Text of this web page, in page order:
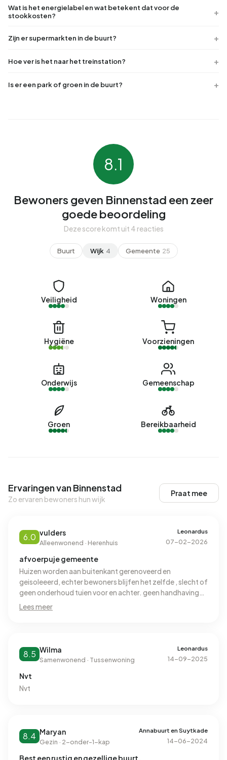
Wat is het energielabel en wat betekent dat voor de
stookkosten?
Zijn er supermarkten in de buurt?
Hoe ver is het naar het treinstation?
Is er een park of groen in de buurt?
8.1
Bewoners geven Binnenstad een zeer
goede beoordeling
Deze score komt uit 4 reacties
Buurt Wijk 4 Gemeente 25
Veiligheid Woningen
Hygiëne Voorzieningen
Onderwijs Gemeenschap
Groen Bereikbaarheid
Ervaringen van Binnenstad
Zo ervaren bewoners hun wijk
Praat mee
6.0 vulders
Alleenwonend · Herenhuis
Leonardus
07-02-2026
afvoerpuje gemeente
Huizen worden aan buitenkant gerenoveerd en
geisoleeerd, echter bewoners blijfen het zelfde , slecht of
geen onderhoud tuien voor en achter. geen handhaving
afval
Lees meer
8.5 Wilma
Samenwonend · Tussenwoning
Leonardus
14-09-2025
Nvt
Nvt
8.4 Maryan
Gezin · 2-onder-1-kap
Annabuurt en Suytkade
14-06-2024
Best een rustig en gezellige buurt.